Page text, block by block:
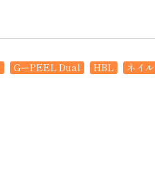
GーPEEL Dual HBL ネイル